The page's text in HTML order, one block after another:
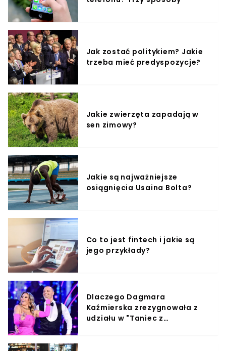
Jak zostać politykiem? Jakie
trzeba mieć predyspozycje?
Jakie zwierzęta zapadają w
sen zimowy?
Jakie są najważniejsze
osiągnięcia Usaina Bolta?
Co to jest fintech i jakie są
jego przykłady?
Dlaczego Dagmara
Kaźmierska zrezygnowała z
udziału w "Taniec z